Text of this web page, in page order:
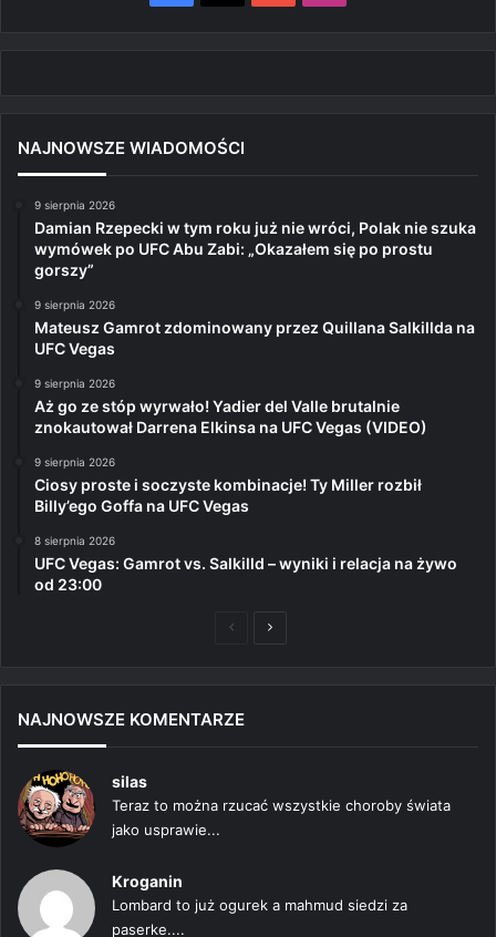
NAJNOWSZE WIADOMOŚCI
9 sierpnia 2026
Damian Rzepecki w tym roku już nie wróci, Polak nie szuka
wymówek po UFC Abu Zabi: „Okazałem się po prostu
gorszy”
9 sierpnia 2026
Mateusz Gamrot zdominowany przez Quillana Salkillda na
UFC Vegas
9 sierpnia 2026
Aż go ze stóp wyrwało! Yadier del Valle brutalnie
znokautował Darrena Elkinsa na UFC Vegas (VIDEO)
9 sierpnia 2026
Ciosy proste i soczyste kombinacje! Ty Miller rozbił
Billy’ego Goffa na UFC Vegas
8 sierpnia 2026
UFC Vegas: Gamrot vs. Salkilld – wyniki i relacja na żywo
od 23:00
PoprzedniaNastępna
NAJNOWSZE KOMENTARZE
silas
Teraz to można rzucać wszystkie choroby świata
jako usprawie...
Kroganin
Lombard to już ogurek a mahmud siedzi za
paserke....